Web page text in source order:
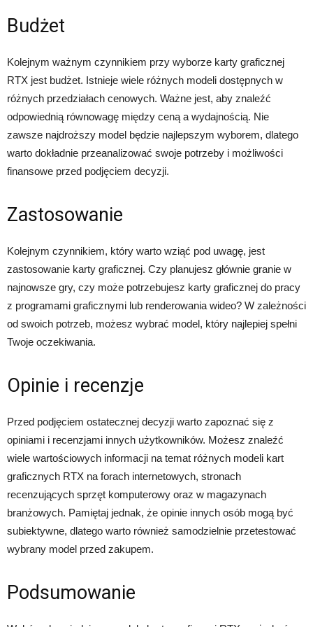
Budżet
Kolejnym ważnym czynnikiem przy wyborze karty graficznej
RTX jest budżet. Istnieje wiele różnych modeli dostępnych w
różnych przedziałach cenowych. Ważne jest, aby znaleźć
odpowiednią równowagę między ceną a wydajnością. Nie
zawsze najdroższy model będzie najlepszym wyborem, dlatego
warto dokładnie przeanalizować swoje potrzeby i możliwości
finansowe przed podjęciem decyzji.
Zastosowanie
Kolejnym czynnikiem, który warto wziąć pod uwagę, jest
zastosowanie karty graficznej. Czy planujesz głównie granie w
najnowsze gry, czy może potrzebujesz karty graficznej do pracy
z programami graficznymi lub renderowania wideo? W zależności
od swoich potrzeb, możesz wybrać model, który najlepiej spełni
Twoje oczekiwania.
Opinie i recenzje
Przed podjęciem ostatecznej decyzji warto zapoznać się z
opiniami i recenzjami innych użytkowników. Możesz znaleźć
wiele wartościowych informacji na temat różnych modeli kart
graficznych RTX na forach internetowych, stronach
recenzujących sprzęt komputerowy oraz w magazynach
branżowych. Pamiętaj jednak, że opinie innych osób mogą być
subiektywne, dlatego warto również samodzielnie przetestować
wybrany model przed zakupem.
Podsumowanie